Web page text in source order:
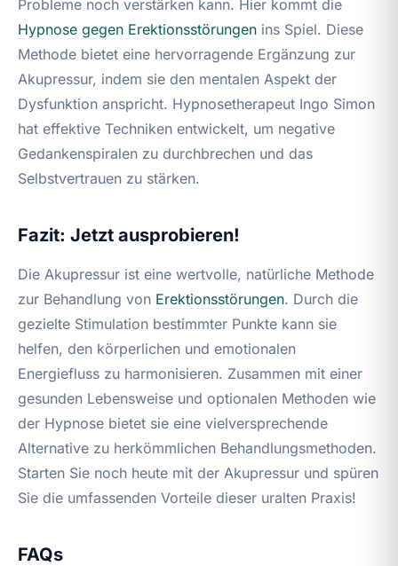
Probleme noch verstärken kann. Hier kommt die
Hypnose gegen Erektionsstörungen ins Spiel. Diese
Methode bietet eine hervorragende Ergänzung zur
Akupressur, indem sie den mentalen Aspekt der
Dysfunktion anspricht. Hypnosetherapeut Ingo Simon
hat effektive Techniken entwickelt, um negative
Gedankenspiralen zu durchbrechen und das
Selbstvertrauen zu stärken.
Fazit: Jetzt ausprobieren!
Die Akupressur ist eine wertvolle, natürliche Methode
zur Behandlung von Erektionsstörungen. Durch die
gezielte Stimulation bestimmter Punkte kann sie
helfen, den körperlichen und emotionalen
Energiefluss zu harmonisieren. Zusammen mit einer
gesunden Lebensweise und optionalen Methoden wie
der Hypnose bietet sie eine vielversprechende
Alternative zu herkömmlichen Behandlungsmethoden.
Starten Sie noch heute mit der Akupressur und spüren
Sie die umfassenden Vorteile dieser uralten Praxis!
FAQs